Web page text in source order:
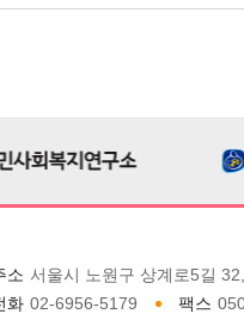
소 서울시 노원구 상계로5길
화 02-6956-5179 팩스